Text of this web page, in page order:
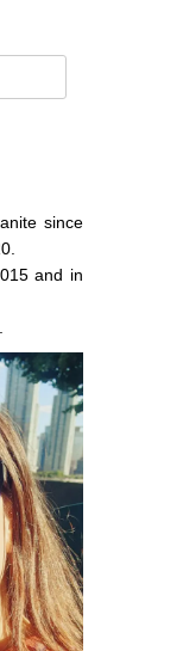
since
and in